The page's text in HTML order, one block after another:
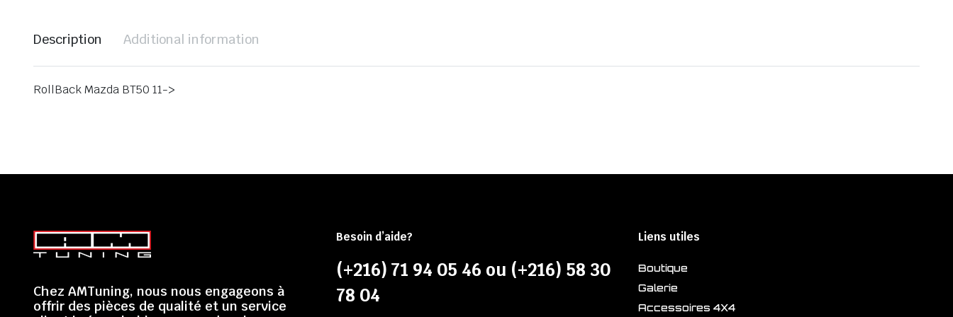
Description Additional information
RollBack Mazda BT50 11->
Chez AMTuning, nous nous engageons à
offrir des pièces de qualité et un service
Besoin d’aide?
(+216) 71 94 05 46 ou (+216) 58 30
78 04
Liens utiles
Boutique
Galerie
Accessoires 4X4